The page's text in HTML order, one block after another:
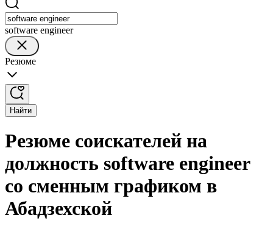
software engineer
Резюме
Найти
Резюме соискателей на
должность software engineer
со сменным графиком в
Абадзехской